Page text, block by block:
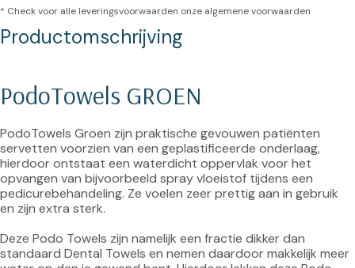
* Check voor alle leveringsvoorwaarden onze algemene voorwaarden
Productomschrijving
PodoTowels GROEN
PodoTowels Groen zijn praktische gevouwen patiënten
servetten voorzien van een geplastificeerde onderlaag,
hierdoor ontstaat een waterdicht oppervlak voor het
opvangen van bijvoorbeeld spray vloeistof tijdens een
pedicurebehandeling. Ze voelen zeer prettig aan in gebruik
en zijn extra sterk.
Deze Podo Towels zijn namelijk een fractie dikker dan
standaard Dental Towels en nemen daardoor makkelijk meer